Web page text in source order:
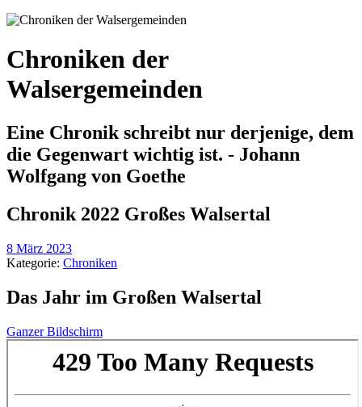
Chroniken der
Walsergemeinden
Eine Chronik schreibt nur derjenige, dem
die Gegenwart wichtig ist. - Johann
Wolfgang von Goethe
Chronik 2022 Großes Walsertal
8 März 2023
Kategorie: Chroniken
Das Jahr im Großen Walsertal
Ganzer Bildschirm
Zum